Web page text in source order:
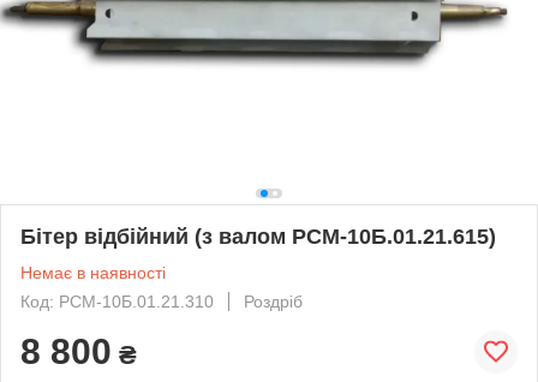
Бітер відбійний (з валом РСМ-10Б.01.21.615)
Немає в наявності
Код: РСМ-10Б.01.21.310
Роздріб
8 800 ₴